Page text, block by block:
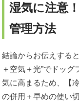
湿気に注意
管理方法
結論からお伝えする
＋空気＋光”でドッ
気に高まるため、【
の併用＋早めの使い